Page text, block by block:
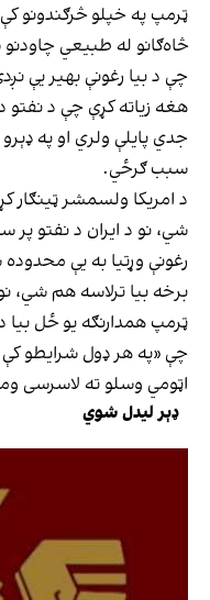
ټرمپ په خپلو څرګندونو
څاه‌ګانو له طبیعي
چې د بیا رغونې بهیر یې
هغه زیاته کړې چې د نفتو
جدي پایلې ولري او په ډېرو
سبب ګرځي.
د امریکا ولسمشر
شي، نو د ایران د نفتو پر
رغونې وړتیا به یې
برخه بیا ترلاسه هم شي،
ټرمپ همدارنګه یو ځل بیا
چې «په هر ډول شرایطو کې
اټومي وسلو ته لاسرسی
ډېر لیدل شوي